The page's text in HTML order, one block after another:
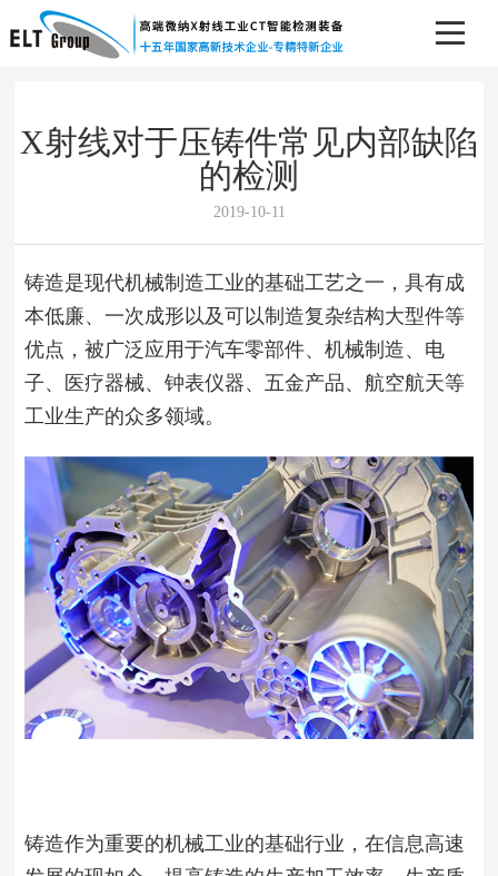
X射线对于压铸件常见内部缺陷
的检测
2019-10-11
铸造是现代机械制造工业的基础工艺之一，具有成
本低廉、一次成形以及可以制造复杂结构大型件等
优点，被广泛应用于汽车零部件、机械制造、电
子、医疗器械、钟表仪器、五金产品、航空航天等
工业生产的众多领域。
铸造作为重要的机械工业的基础行业，在信息高速